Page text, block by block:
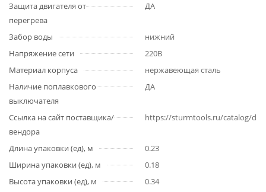
Защита двигателя от
перегрева
ДА
Забор воды
нижний
Напряжение сети
220В
Материал корпуса
нержавеющая сталь
Наличие поплавкового
выключателя
ДА
Ссылка на сайт поставщика/
вендора
https://sturmtools.ru/catalog/
Длина упаковки (ед), м
0.23
Ширина упаковки (ед), м
0.18
Высота упаковки (ед), м
0.34